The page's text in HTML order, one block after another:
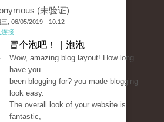
(未验证)
, 06/05/2019 - 10:12
连接
冒个泡吧！ | 泡泡
Wow, amazing blog layout! How long
have you
been blogging for? you made blogging
look easy.
The overall look of your website is
fantastic,